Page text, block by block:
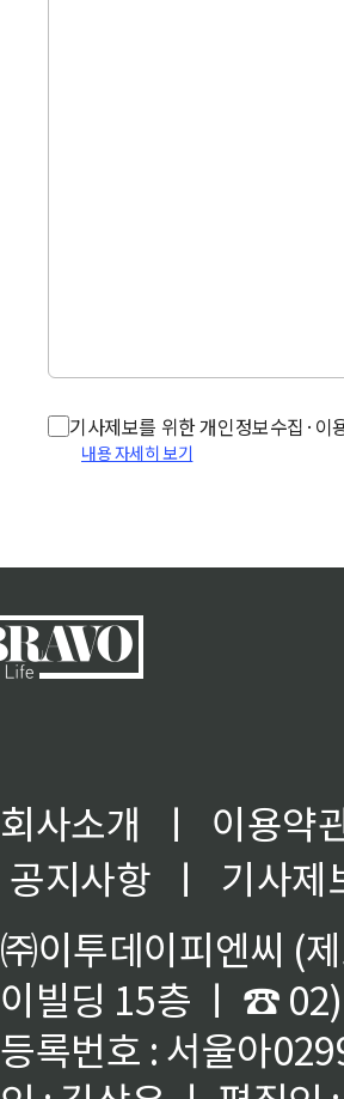
기사제보를 위한 개인정보수집·이
내용 자세히 보기
회사소개 ㅣ
이용약
공지사항
ㅣ
기사제
㈜이투데이피엔씨 (
이빌딩 15층 ㅣ ☎
등록번호 : 서울아